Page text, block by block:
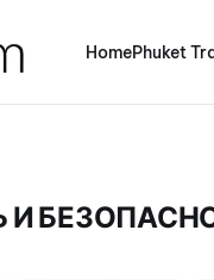
HomePhuket
И